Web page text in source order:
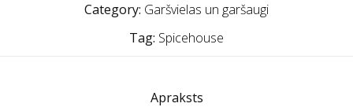
Category: Garšvielas un garšaugi
Tag: Spicehouse
Apraksts